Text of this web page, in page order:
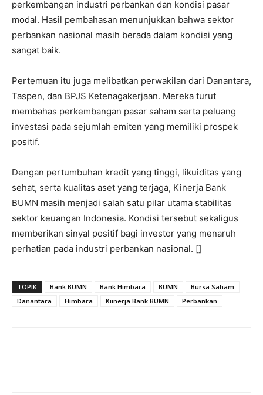
perkembangan industri perbankan dan kondisi pasar
modal. Hasil pembahasan menunjukkan bahwa sektor
perbankan nasional masih berada dalam kondisi yang
sangat baik.
Pertemuan itu juga melibatkan perwakilan dari Danantara,
Taspen, dan BPJS Ketenagakerjaan. Mereka turut
membahas perkembangan pasar saham serta peluang
investasi pada sejumlah emiten yang memiliki prospek
positif.
Dengan pertumbuhan kredit yang tinggi, likuiditas yang
sehat, serta kualitas aset yang terjaga, Kinerja Bank
BUMN masih menjadi salah satu pilar utama stabilitas
sektor keuangan Indonesia. Kondisi tersebut sekaligus
memberikan sinyal positif bagi investor yang menaruh
perhatian pada industri perbankan nasional. []
TOPIK Bank BUMN Bank Himbara BUMN
Bursa Saham
Danantara
Himbara Kiinerja Bank BUMN Perbankan